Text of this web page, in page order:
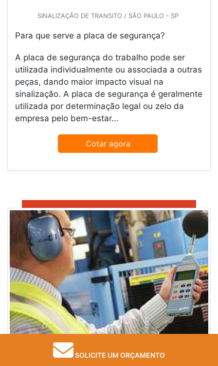
SINALIZAÇÃO DE TRANSITO / SÃO PAULO - SP
Para que serve a placa de segurança?
A placa de segurança do trabalho pode ser
utilizada individualmente ou associada a outras
peças, dando maior impacto visual na
sinalização. A placa de segurança é geralmente
utilizada por determinação legal ou zelo da
empresa pelo bem-estar...
Cotar agora
SOLICITE UM ORÇAMENTO